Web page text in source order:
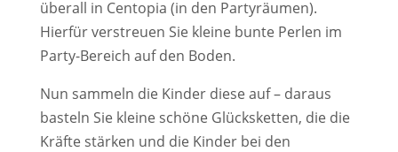
überall in Centopia (in den Partyräumen).
Hierfür verstreuen Sie kleine bunte Perlen im
Party-Bereich auf den Boden.
Nun sammeln die Kinder diese auf – daraus
basteln Sie kleine schöne Glücksketten, die die
Kräfte stärken und die Kinder bei den